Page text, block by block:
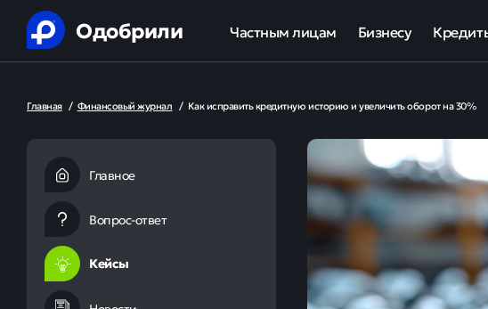
Одобрили Частным лицам
Рефинансирование кредитов
Ипотека
Банкротство
Юридическая защита от коллекторов и
Анализ кредитной истории
Бизнесу
Оборотный кредит
Льготные
Главная / Финансовый журнал / Как исправить кредитную историю и увеличить оборот на 30%
Главное
Вопрос-ответ
Кейсы